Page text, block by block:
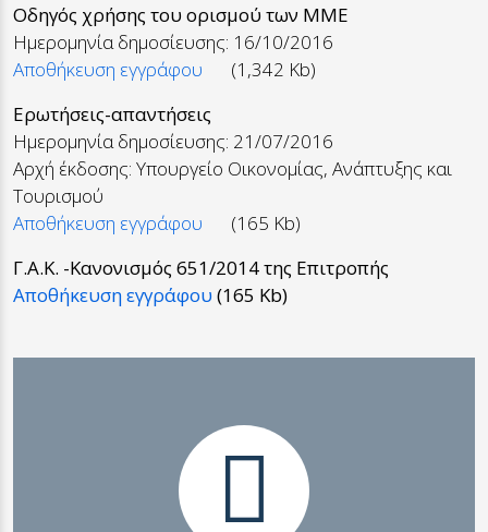
Oδηγός χρήσης του ορισμού των ΜΜΕ
Ημερομηνία δημοσίευσης: 16/10/2016
Αποθήκευση εγγράφου
(1,342 Kb)
Ερωτήσεις-απαντήσεις
Ημερομηνία δημοσίευσης: 21/07/2016
Αρχή έκδοσης: Υπουργείο Οικονομίας, Ανάπτυξης και
Τουρισμού
Αποθήκευση εγγράφου
(165 Kb)
Γ.Α.Κ. -Κανονισμός 651/2014 της Επιτροπής
Αποθήκευση εγγράφου (165 Kb)